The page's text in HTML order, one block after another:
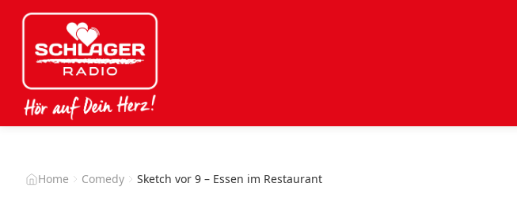
Home Comedy Sketch vor 9 – Essen im Restaurant